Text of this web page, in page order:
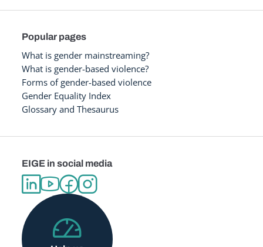
Popular pages
What is gender mainstreaming?
What is gender-based violence?
Forms of gender-based violence
Gender Equality Index
Glossary and Thesaurus
EIGE in social media